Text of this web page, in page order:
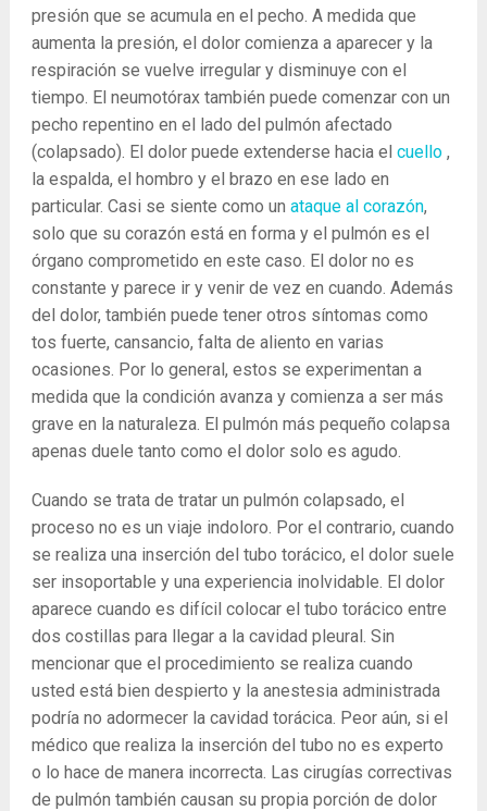
presión que se acumula en el pecho. A medida que
aumenta la presión, el dolor comienza a aparecer y la
respiración se vuelve irregular y disminuye con el
tiempo. El neumotórax también puede comenzar con un
pecho repentino en el lado del pulmón afectado
(colapsado). El dolor puede extenderse hacia el cuello,
la espalda, el hombro y el brazo en ese lado en
particular. Casi se siente como un ataque al corazón,
solo que su corazón está en forma y el pulmón es el
órgano comprometido en este caso. El dolor no es
constante y parece ir y venir de vez en cuando. Además
del dolor, también puede tener otros síntomas como
tos fuerte, cansancio, falta de aliento en varias
ocasiones. Por lo general, estos se experimentan a
medida que la condición avanza y comienza a ser más
grave en la naturaleza. El pulmón más pequeño colapsa
apenas duele tanto como el dolor solo es agudo.
Cuando se trata de tratar un pulmón colapsado, el
proceso no es un viaje indoloro. Por el contrario, cuando
se realiza una inserción del tubo torácico, el dolor suele
ser insoportable y una experiencia inolvidable. El dolor
aparece cuando es difícil colocar el tubo torácico entre
dos costillas para llegar a la cavidad pleural. Sin
mencionar que el procedimiento se realiza cuando
usted está bien despierto y la anestesia administrada
podría no adormecer la cavidad torácica. Peor aún, si el
médico que realiza la inserción del tubo no es experto
o lo hace de manera incorrecta. Las cirugías correctivas
de pulmón también causan su propia porción de dolor